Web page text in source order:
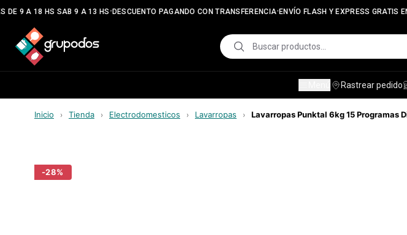
DE 9 A 18 HS SAB 9 A 13 HS•DESCUENTO PAGANDO CON TRANSFERENCIA•ENVÍO FLASH Y EXPRESS GRATIS
Rastrear pedido
Inicio › Tienda › Electrodomesticos › Lavarropas › Lavarropas Punktal 6kg 15 Programas
-28%